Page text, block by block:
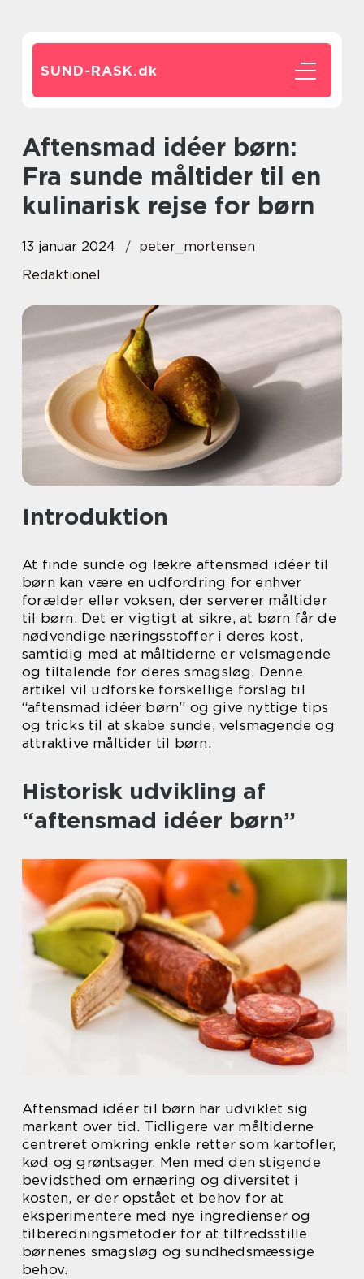
SUND-RASK.dk
Aftensmad idéer børn:
Fra sunde måltider til en
kulinarisk rejse for børn
13 januar 2024
peter_mortensen
Redaktionel
Introduktion
At finde sunde og lækre aftensmad idéer til
børn kan være en udfordring for enhver
forælder eller voksen, der serverer måltider
til børn. Det er vigtigt at sikre, at børn får de
nødvendige næringsstoffer i deres kost,
samtidig med at måltiderne er velsmagende
og tiltalende for deres smagsløg. Denne
artikel vil udforske forskellige forslag til
“aftensmad idéer børn” og give nyttige tips
og tricks til at skabe sunde, velsmagende og
attraktive måltider til børn.
Historisk udvikling af
“aftensmad idéer børn”
Aftensmad idéer til børn har udviklet sig
markant over tid. Tidligere var måltiderne
centreret omkring enkle retter som kartofler,
kød og grøntsager. Men med den stigende
bevidsthed om ernæring og diversitet i
kosten, er der opstået et behov for at
eksperimentere med nye ingredienser og
tilberedningsmetoder for at tilfredsstille
børnenes smagsløg og sundhedsmæssige
behov.